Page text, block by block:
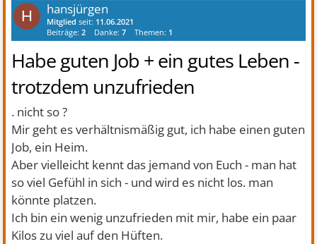
H hansjürgen
Mitglied seit: 11.06.2021
Beiträge:2 Danke:7 Themen: 1
Habe guten Job + ein gutes Leben -
trotzdem unzufrieden
. nicht so ?
Mir geht es verhältnismäßig gut, ich habe einen guten
Job, ein Heim.
Aber vielleicht kennt das jemand von Euch - man hat
so viel Gefühl in sich - und wird es nicht los. man
könnte platzen.
Ich bin ein wenig unzufrieden mit mir, habe ein paar
Kilos zu viel auf den Hüften.